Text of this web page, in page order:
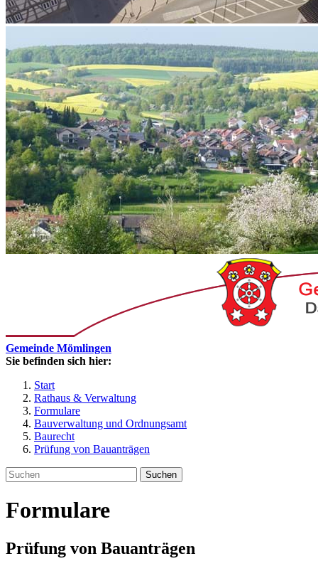
Gemeinde Mömlingen
Sie befinden sich hier:
Start
Rathaus & Verwaltung
Formulare
Bauverwaltung und Ordnungsamt
Baurecht
Prüfung von Bauanträgen
Suchen
Formulare
Prüfung von Bauanträgen